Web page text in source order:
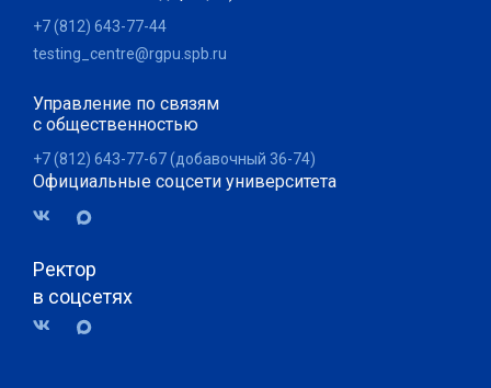
+7 (812) 643-77-44
testing_centre@rgpu.spb.ru
Управление по связям
с общественностью
+7 (812) 643-77-67 (добавочный 36-74)
Официальные соцсети университета
Ректор
в соцсетях